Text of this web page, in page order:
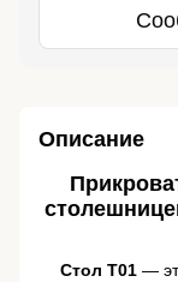
Описание
Стол T01 —